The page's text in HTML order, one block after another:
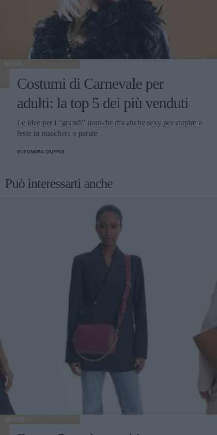
MODA
Costumi di Carnevale per
adulti: la top 5 dei più venduti
Le idee per i “grandi” ironiche ma anche sexy per stupire a
feste in maschera e parate
ELEONORA D'UFFIZI
Può interessarti anche
BORSE